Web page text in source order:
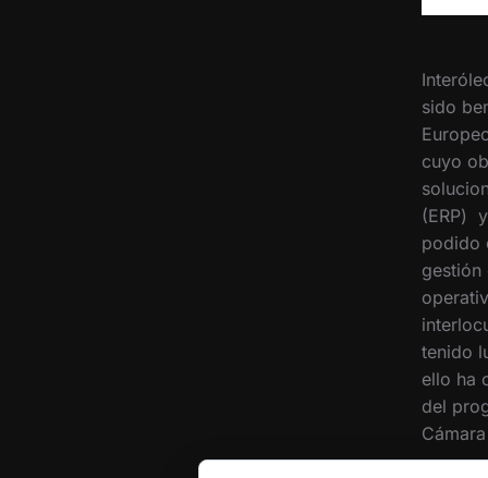
sido
cuyo
(ERP)
podido
gestión
tenido
ello ha
del